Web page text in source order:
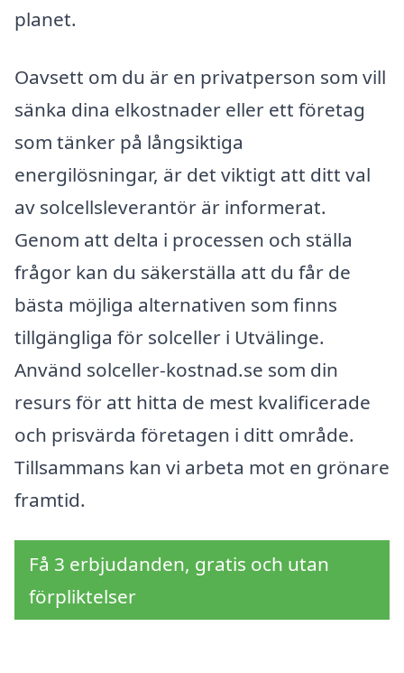
planet.
Oavsett om du är en privatperson som vill
sänka dina elkostnader eller ett företag
som tänker på långsiktiga
energilösningar, är det viktigt att ditt val
av solcellsleverantör är informerat.
Genom att delta i processen och ställa
frågor kan du säkerställa att du får de
bästa möjliga alternativen som finns
tillgängliga för solceller i Utvälinge.
Använd solceller-kostnad.se som din
resurs för att hitta de mest kvalificerade
och prisvärda företagen i ditt område.
Tillsammans kan vi arbeta mot en grönare
framtid.
Få 3 erbjudanden, gratis och utan
förpliktelser